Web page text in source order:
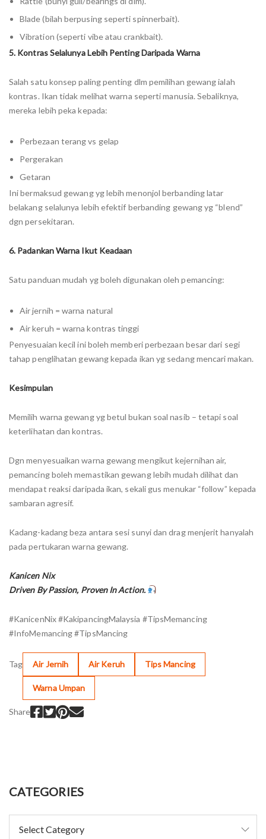
Blade (bilah berpusing seperti spinnerbait).
Vibration (seperti vibe atau crankbait).
5. Kontras Selalunya Lebih Penting Daripada Warna
Salah satu konsep paling penting dlm pemilihan gewang ialah
kontras. Ikan tidak melihat warna seperti manusia. Sebaliknya,
mereka lebih peka kepada:
Perbezaan terang vs gelap
Pergerakan
Getaran
Ini bermaksud gewang yg lebih menonjol berbanding latar
belakang selalunya lebih efektif berbanding gewang yg “blend”
dgn persekitaran.
6. Padankan Warna Ikut Keadaan
Satu panduan mudah yg boleh digunakan oleh pemancing:
Air jernih = warna natural
Air keruh = warna kontras tinggi
Penyesuaian kecil ini boleh memberi perbezaan besar dari segi
tahap penglihatan gewang kepada ikan yg sedang mencari makan.
Kesimpulan
Memilih warna gewang yg betul bukan soal nasib – tetapi soal
keterlihatan dan kontras.
Dgn menyesuaikan warna gewang mengikut kejernihan air,
pemancing boleh memastikan gewang lebih mudah dilihat dan
mendapat reaksi daripada ikan, sekali gus menukar “follow” kepada
sambaran agresif.
Kadang-kadang beza antara sesi sunyi dan drag menjerit hanyalah
pada pertukaran warna gewang.
Kanicen Nix
Driven By Passion, Proven In Action.
#KanicenNix #KakipancingMalaysia #TipsMemancing
#InfoMemancing #TipsMancing
Tag Air Jernih Air Keruh Tips Mancing
Warna Umpan
Share
CATEGORIES